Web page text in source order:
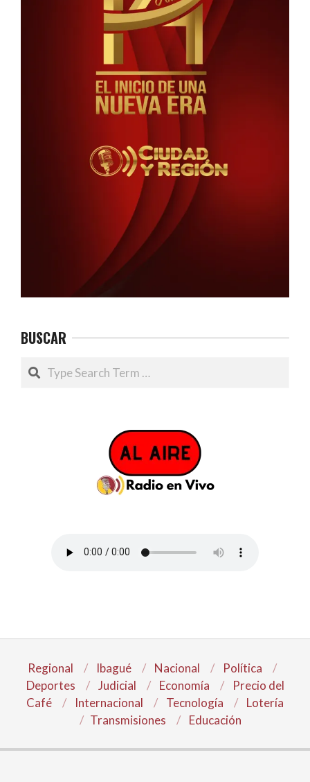
BUSCAR
Search
Regional Ibagué Nacional
Política
Deportes
Judicial Economía
Precio del
Café
Internacional Tecnología
Lotería
Transmisiones
Educación